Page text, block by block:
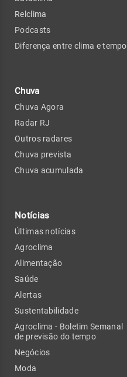
Relclima
Podcasts
Diferença entre clima e tempo
Chuva
Chuva Agora
Radar RJ
Outros radares
Chuva prevista
Chuva acumulada
Notícias
Últimas notícias
Agroclima
Alimentação
Saúde
Alertas
Sustentabilidade
Agroclima - Boletim Semanal
de previsão do tempo
Negócios
Moda